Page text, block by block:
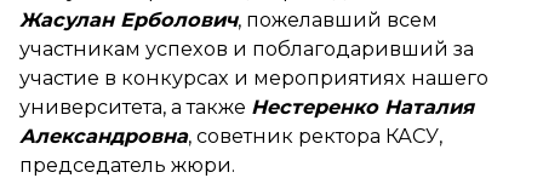
Жасулан Ерболович, пожелавший всем
участникам успехов и поблагодаривший за
участие в конкурсах и мероприятиях нашего
университета, а также Нестеренко Наталия
Александровна, советник ректора КАСУ,
председатель жюри.